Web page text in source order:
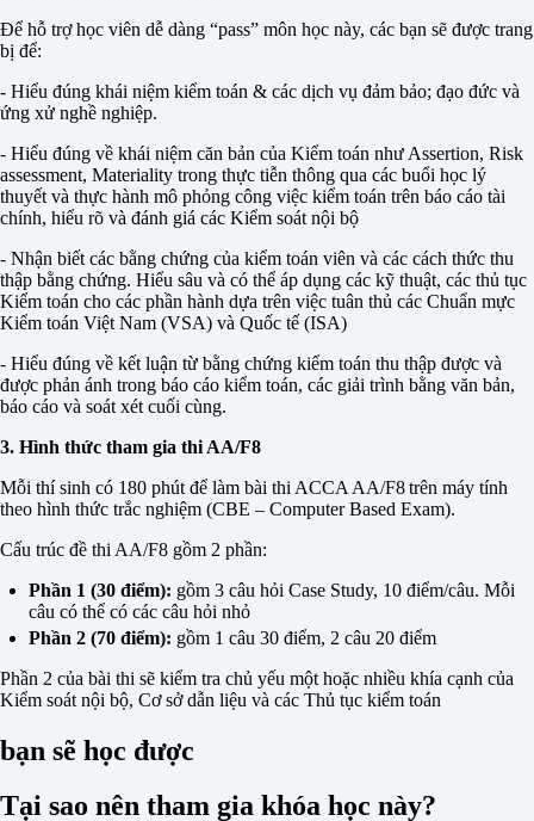
Để hỗ trợ học viên dễ dàng “pass” môn học này, các bạn sẽ được trang
bị để:
- Hiểu đúng khái niệm kiểm toán & các dịch vụ đảm bảo; đạo đức và
ứng xử nghề nghiệp.
- Hiểu đúng về khái niệm căn bản của Kiểm toán như Assertion, Risk
assessment, Materiality trong thực tiễn thông qua các buổi học lý
thuyết và thực hành mô phỏng công việc kiểm toán trên báo cáo tài
chính, hiểu rõ và đánh giá các Kiểm soát nội bộ
- Nhận biết các bằng chứng của kiểm toán viên và các cách thức thu
thập bằng chứng. Hiểu sâu và có thể áp dụng các kỹ thuật, các thủ tục
Kiểm toán cho các phần hành dựa trên việc tuân thủ các Chuẩn mực
Kiểm toán Việt Nam (VSA) và Quốc tế (ISA)
- Hiểu đúng về kết luận từ bằng chứng kiểm toán thu thập được và
được phản ánh trong báo cáo kiểm toán, các giải trình bằng văn bản,
báo cáo và soát xét cuối cùng.
3. Hình thức tham gia thi AA/F8
Mỗi thí sinh có 180 phút để làm bài thi ACCA AA/F8 trên máy tính
theo hình thức trắc nghiệm (CBE – Computer Based Exam).
Cấu trúc đề thi AA/F8 gồm 2 phần:
Phần 1 (30 điểm): gồm 3 câu hỏi Case Study, 10 điểm/câu. Mỗi
câu có thể có các câu hỏi nhỏ
Phần 2 (70 điểm): gồm 1 câu 30 điểm, 2 câu 20 điểm
Phần 2 của bài thi sẽ kiểm tra chủ yếu một hoặc nhiều khía cạnh của
Kiểm soát nội bộ, Cơ sở dẫn liệu và các Thủ tục kiểm toán
bạn sẽ học được
Tại sao nên tham gia khóa học này?